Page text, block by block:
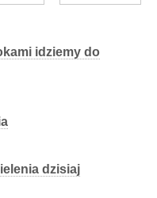
idziemy do
dzisiaj